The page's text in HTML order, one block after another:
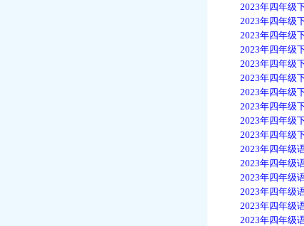
2023年四年级下
2023年四年级下
2023年四年级下
2023年四年级下
2023年四年级下
2023年四年级下
2023年四年级下
2023年四年级下
2023年四年级下
2023年四年级下
2023年四年级语
2023年四年级语
2023年四年级语
2023年四年级语
2023年四年级语
2023年四年级语